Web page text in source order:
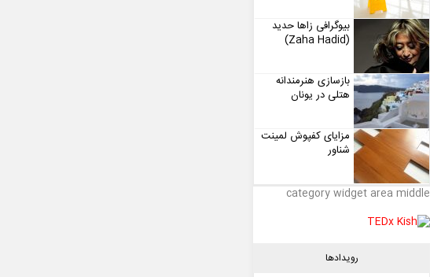
بیوگرافی زاها حدید
(Zaha Hadid)
بازسازی هنرمندانه
هتلی در یونان
مزایای کفپوش لمینت
شناور
category widget area middle
رویدادها